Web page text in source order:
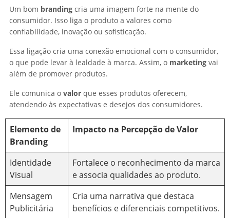
Um bom branding cria uma imagem forte na mente do
consumidor. Isso liga o produto a valores como
confiabilidade, inovação ou sofisticação.
Essa ligação cria uma conexão emocional com o consumidor,
o que pode levar à lealdade à marca. Assim, o marketing vai
além de promover produtos.
Ele comunica o valor que esses produtos oferecem,
atendendo às expectativas e desejos dos consumidores.
Elemento de
Branding
Impacto na Percepção de Valor
Identidade
Visual
Fortalece o reconhecimento da marca
e associa qualidades ao produto.
Mensagem
Publicitária
Cria uma narrativa que destaca
benefícios e diferenciais competitivos.